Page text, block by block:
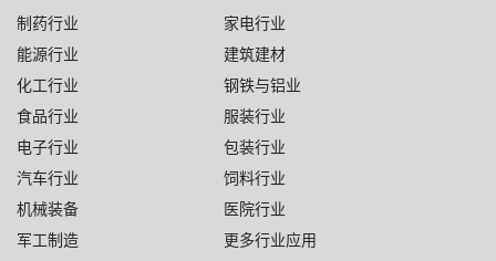
制药行业
能源行业
化工行业
食品行业
电子行业
汽车行业
机械装备
军工制造
家电行业
建筑建材
钢铁与铝业
服装行业
包装行业
饲料行业
医院行业
更多行业应用